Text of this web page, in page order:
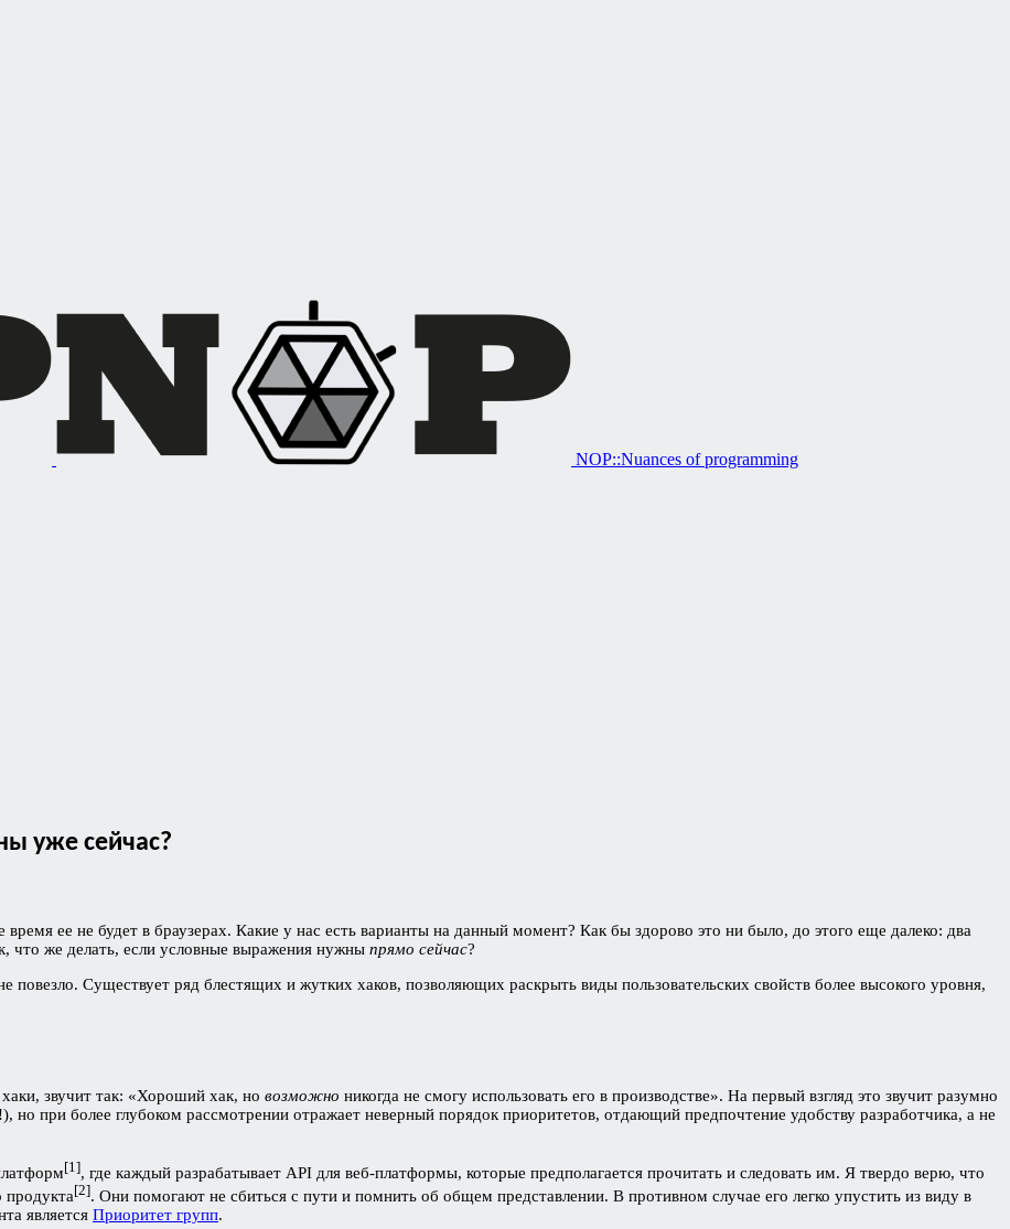
NOP::Nuances of programming
уже сейчас?
время ее не будет в браузерах. Какие у нас есть варианты на данный момент? Как бы здорово это ни было, до этого еще далеко: два
что же делать, если условные выражения нужны прямо сейчас?
повезло. Существует ряд блестящих и жутких хаков, позволяющих раскрыть виды пользовательских свойств более высокого уровня,
звучит так: «Хороший хак, но возможно никогда не смогу использовать его в производстве». На первый взгляд это звучит разумно
при более глубоком рассмотрении отражает неверный порядок приоритетов, отдающий предпочтение удобству разработчика, а не
[1], где каждый разрабатывает API для веб-платформы, которые предполагается прочитать и следовать им. Я твердо верю, что
продукта[2]. Они помогают не сбиться с пути и помнить об общем представлении. В противном случае его легко упустить из виду в
является Приоритет групп.